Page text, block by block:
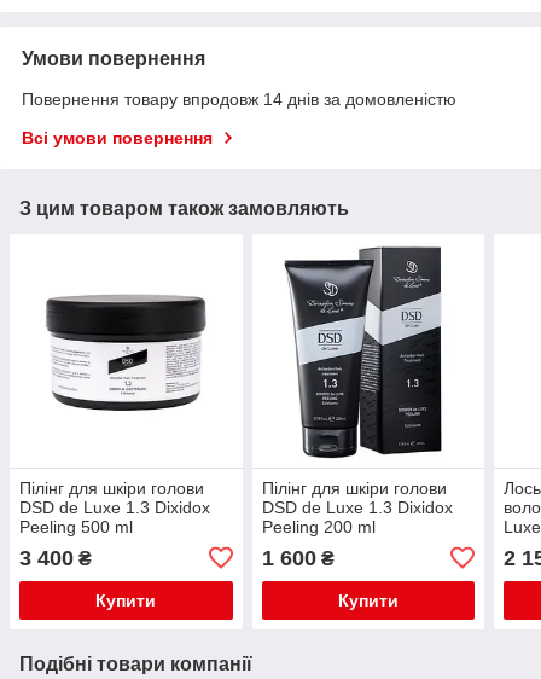
Умови повернення
Повернення товару впродовж 14 днів за домовленістю
Всі умови повернення
З цим товаром також замовляють
Пілінг для шкіри голови
DSD de Luxe 1.3 Dixidox
Peeling 500 ml
3 400 ₴
Купити
Пілінг для шкіри голови
DSD de Luxe 1.3 Dixidox
Peeling 200 ml
1 600₴
Купити
2
Подібні товари компанії